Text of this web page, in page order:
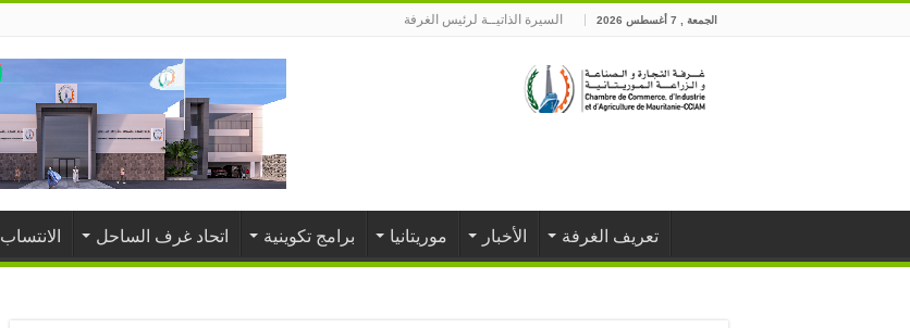
الجمعة , 7 أغسطس 2026 السيرة الذاتيــة لرئيس الغرفة
تعريف الغرفة الأخبار موريتانيا برامج تكوينية اتحاد غرف الساحل الانتساب